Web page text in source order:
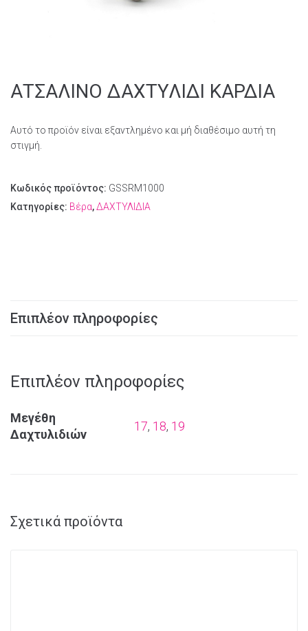
ΑΤΣΑΛΙΝΟ ΔΑΧΤΥΛΙΔΙ ΚΑΡΔΙΑ
Αυτό το προϊόν είναι εξαντλημένο και μή διαθέσιμο αυτή τη
στιγμή.
Κωδικός προϊόντος: GSSRM1000
Κατηγορίες: Βέρα,ΔΑΧΤΥΛΙΔΙΑ
Επιπλέον πληροφορίες
Επιπλέον πληροφορίες
Μεγέθη
Δαχτυλιδιών
17, 18, 19
Σχετικά προϊόντα